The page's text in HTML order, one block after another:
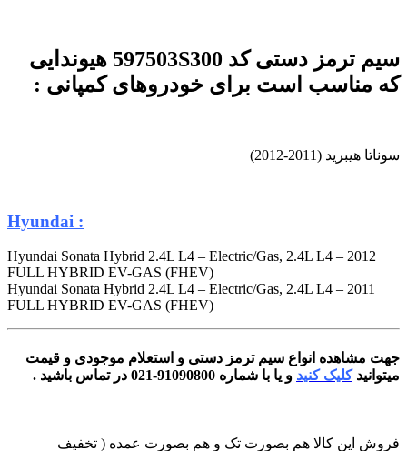
سیم ترمز دستی کد 597503S300 هیوندایی
که مناسب است برای خودروهای کمپانی :
سوناتا هیبرید (2011-2012)
: Hyundai
2012 Hyundai Sonata Hybrid 2.4L L4 – Electric/Gas, 2.4L L4 –
FULL HYBRID EV-GAS (FHEV)
2011 Hyundai Sonata Hybrid 2.4L L4 – Electric/Gas, 2.4L L4 –
FULL HYBRID EV-GAS (FHEV)
جهت مشاهده انواع سیم ترمز دستی و استعلام موجودی و قیمت
میتوانید کلیک کنید و یا با شماره 91090800-021 در تماس باشید .
فروش این کالا هم بصورت تک و هم بصورت عمده ( تخفیف